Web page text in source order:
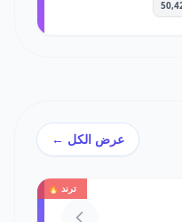
عرض الكل ←
ترند 🔥